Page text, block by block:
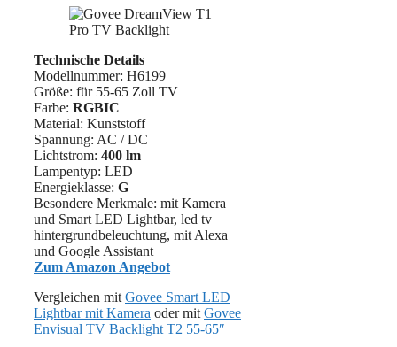
Technische Details
Modellnummer: H6199
Größe: für 55-65 Zoll TV
Farbe: RGBIC
Material: ‎Kunststoff
Spannung: AC / DC
Lichtstrom: 400 lm
Lampentyp: LED
Energieklasse: G
Besondere Merkmale: mit Kamera
und Smart LED Lightbar, led tv
hintergrundbeleuchtung, mit Alexa
und Google Assistant
Zum Amazon Angebot
Vergleichen mit Govee Smart LED
Lightbar mit Kamera oder mit Govee
Envisual TV Backlight T2 55-65″